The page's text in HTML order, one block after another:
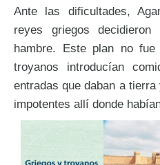
Ante las dificultades,
reyes griegos
hambre. Este plan no
troyanos introducían
entradas que daban a
impotentes allí donde